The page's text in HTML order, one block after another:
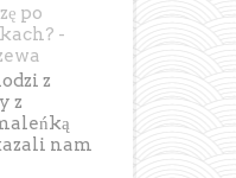
po
-
z
z
nam